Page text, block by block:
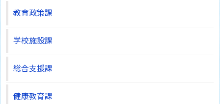
教育政策課
学校施設課
総合支援課
健康教育課